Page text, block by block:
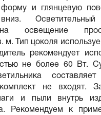
и глянцевую
освещение
м. Тип цоколя
рекомендует
не более 60 Вт.
не входят.
и пыли внутрь
Рекомендуем к